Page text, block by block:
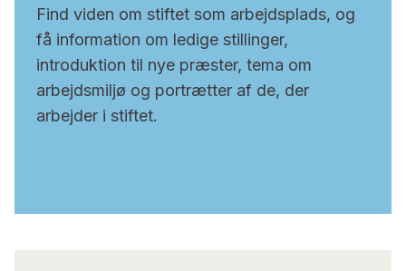
Find viden om stiftet som arbejdsplads, og
få information om ledige stillinger,
introduktion til nye præster, tema om
arbejdsmiljø og portrætter af de, der
arbejder i stiftet.